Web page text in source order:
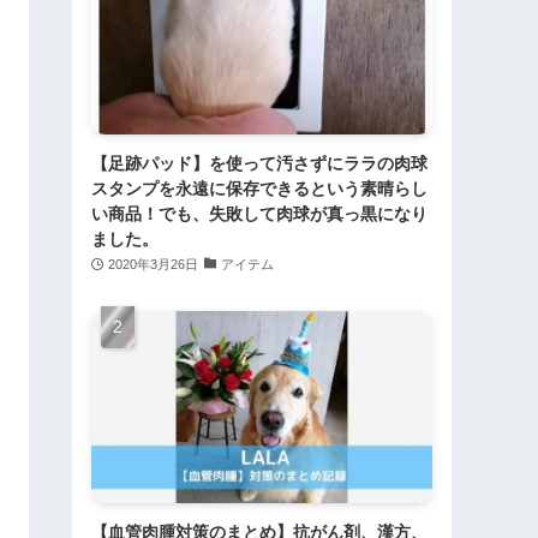
【足跡パッド】を使って汚さずにララの肉球
スタンプを永遠に保存できるという素晴らし
い商品！でも、失敗して肉球が真っ黒になり
ました。
2020年3月26日 アイテム
【血管肉腫対策のまとめ】抗がん剤、漢方、